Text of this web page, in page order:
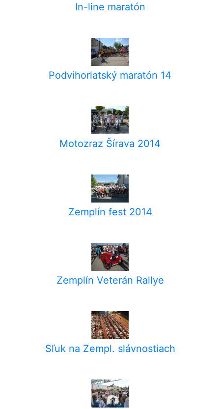
In-line maratón
Podvihorlatský maratón 14
Motozraz Šírava 2014
Zemplín fest 2014
Zemplín Veterán Rallye
Sľuk na Zempl. slávnostiach